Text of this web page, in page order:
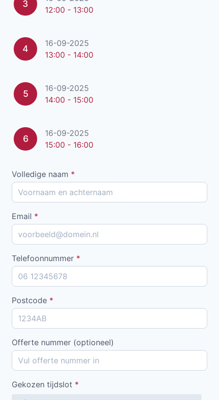
3
12:00 - 13:00
4
16-09-2025
13:00 - 14:00
5
16-09-2025
14:00 - 15:00
6
16-09-2025
15:00 - 16:00
Volledige naam *
Email *
Telefoonnummer *
Postcode *
Offerte nummer (optioneel)
Gekozen tijdslot *